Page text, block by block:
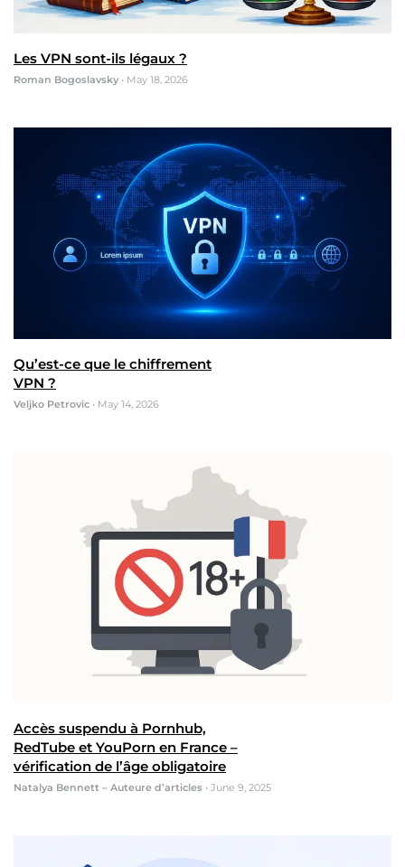
Les VPN sont-ils légaux ?
Roman Bogoslavsky • May 18, 2026
Qu’est-ce que le chiffrement
VPN ?
Veljko Petrovic • May 14, 2026
Accès suspendu à Pornhub,
RedTube et YouPorn en France –
vérification de l’âge obligatoire
Natalya Bennett – Auteure d’articles • June 9, 2025